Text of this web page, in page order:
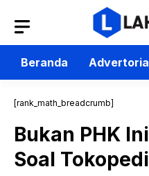
isi
Beranda
[rank_math_breadcrumb]
Bukan PHK
Soal